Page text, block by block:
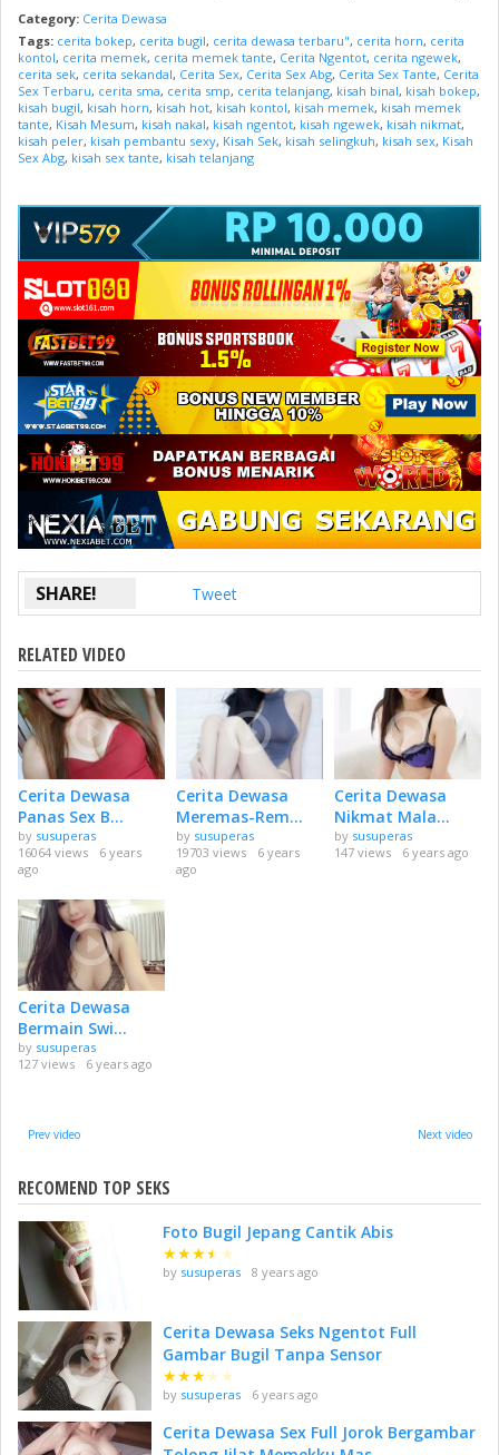
Category: Cerita Dewasa
Tags: cerita bokep, cerita bugil, cerita dewasa terbaru", cerita horn, cerita
kontol, cerita memek, cerita memek tante, Cerita Ngentot, cerita ngewek,
cerita sek, cerita sekandal, Cerita Sex, Cerita Sex Abg, Cerita Sex Tante, Cerita
Sex Terbaru, cerita sma, cerita smp, cerita telanjang, kisah binal, kisah bokep,
kisah bugil, kisah horn, kisah hot, kisah kontol, kisah memek, kisah memek
tante, Kisah Mesum, kisah nakal, kisah ngentot, kisah ngewek, kisah nikmat,
kisah peler, kisah pembantu sexy, Kisah Sek, kisah selingkuh, kisah sex, Kisah
Sex Abg, kisah sex tante, kisah telanjang
SHARE! Tweet
RELATED VIDEO
Cerita Dewasa
Panas Sex B...
by susuperas
16064 views
6 years
ago
Cerita Dewasa
Meremas-Rem...
by susuperas
19703 views
6 years
ago
Cerita Dewasa
Nikmat Mala...
by susuperas
147 views
6 years ago
Cerita Dewasa
Bermain Swi...
by susuperas
127 views
6 years ago
Prev video Next video
RECOMEND TOP SEKS
Foto Bugil Jepang Cantik Abis
★★★★ ★
by susuperas 8 years ago
Cerita Dewasa Seks Ngentot Full
Gambar Bugil Tanpa Sensor
★★★★ ★
by susuperas 6 years ago
Cerita Dewasa Sex Full Jorok Bergambar